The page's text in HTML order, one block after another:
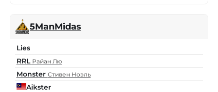
5ManMidas
Lies
RRL Райан Лю
Monster Стивен Ноэль
Aikster